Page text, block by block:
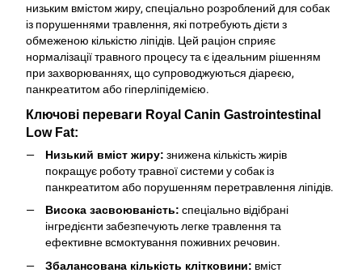
низьким вмістом жиру, спеціально розроблений для собак
із порушеннями травлення, які потребують дієти з
обмеженою кількістю ліпідів. Цей раціон сприяє
нормалізації травного процесу та є ідеальним рішенням
при захворюваннях, що супроводжуються діареєю,
панкреатитом або гіперліпідемією.
Ключові переваги Royal Canin Gastrointestinal
Low Fat:
Низький вміст жиру: знижена кількість жирів
покращує роботу травної системи у собак із
панкреатитом або порушенням перетравлення ліпідів.
Висока засвоюваність: спеціально відібрані
інгредієнти забезпечують легке травлення та
ефективне всмоктування поживних речовин.
Збалансована кількість клітковини: вміст